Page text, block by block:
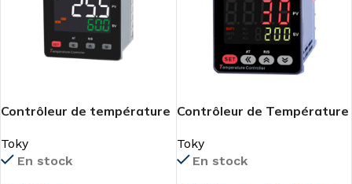
Contrôleur de température
Toky
En stock
Contrôleur de Température
(24V AC/DC)
Toky
En stock